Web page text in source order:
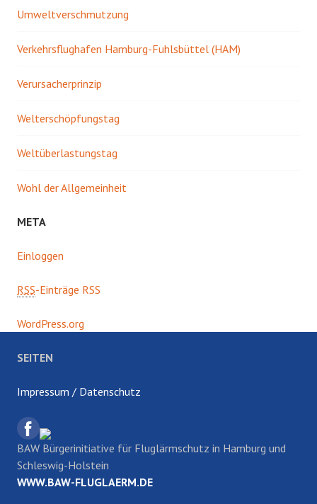
Umweltverschmutzung
Verkehrsflughafen Hamburg-Fuhlsbüttel (HAM)
Verursacherprinzip
Welterschöpfungstag
Weltüberlastungstag
Wohl der Allgemeinheit
META
Einloggen
RSS-Einträge RSS
WordPress.org
SEITEN
Impressum / Datenschutz
BAW Bürgerinitiative für Fluglärmschutz in Hamburg und
Schleswig-Holstein
WWW.BAW-FLUGLAERM.DE